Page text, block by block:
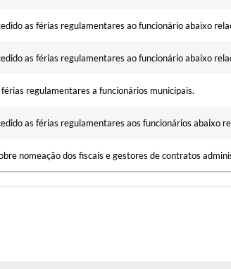
as férias regulamentares ao funcionário abaixo
as férias regulamentares ao funcionário abaixo
regulamentares a funcionários municipais.
as férias regulamentares aos funcionários abaixo
nomeação dos fiscais e gestores de contratos